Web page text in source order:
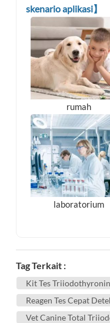
skenario aplikasi】
rumah
laboratorium
Tag Terkait :
Kit Tes
Reagen Tes Cepat
Vet Canine Total